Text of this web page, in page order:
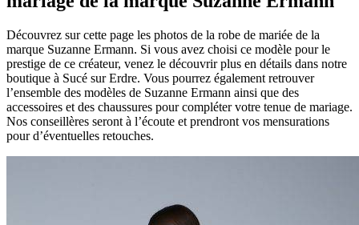
Découvrez sur cette page les photos de la robe de mariée de la
marque Suzanne Ermann. Si vous avez choisi ce modèle pour le
prestige de ce créateur, venez le découvrir plus en détails dans notre
boutique à Sucé sur Erdre. Vous pourrez également retrouver
l’ensemble des modèles de Suzanne Ermann ainsi que des
accessoires et des chaussures pour compléter votre tenue de mariage.
Nos conseillères seront à l’écoute et prendront vos mensurations
pour d’éventuelles retouches.